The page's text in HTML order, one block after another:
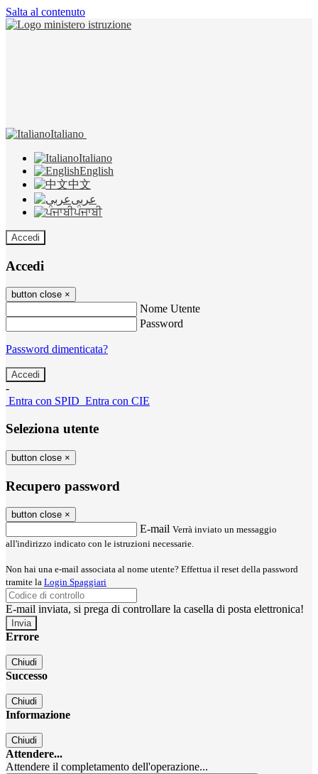
Salta al contenuto
Italiano
Italiano
English
中文
عربى
ਪੰਜਾਬੀ
Accedi
Accedi
button close ×
Nome Utente
Password
Password dimenticata?
-
Entra con SPID Entra con CIE
Seleziona utente
button close ×
Recupero password
button close ×
E-mail Verrà inviato un messaggio
all'indirizzo indicato con le istruzioni necessarie.
Non hai una e-mail associata al nome utente? Effettua il reset della password
tramite la Login Spaggiari
E-mail inviata, si prega di controllare la casella di posta elettronica!
Errore
Chiudi
Successo
Chiudi
Informazione
Chiudi
Attendere...
Attendere il completamento dell'operazione...